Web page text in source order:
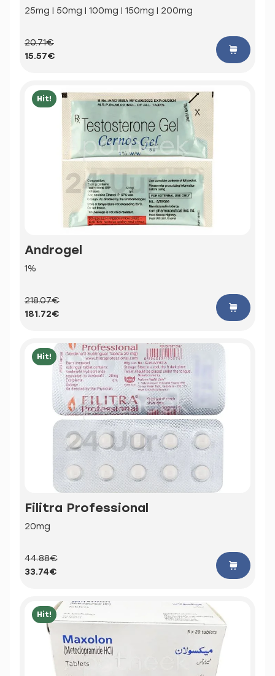
25mg | 50mg | 100mg | 150mg | 200mg
20.71€
15.57€
Hit!
Androgel
1%
218.07€
181.72€
Hit!
Filitra Professional
20mg
44.88€
33.74€
Hit!